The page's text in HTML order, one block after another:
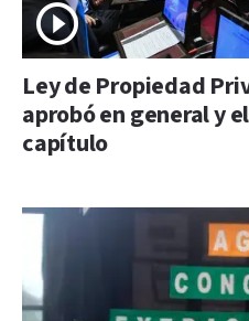
Ley de Propiedad
aprobó en general y
capítulo